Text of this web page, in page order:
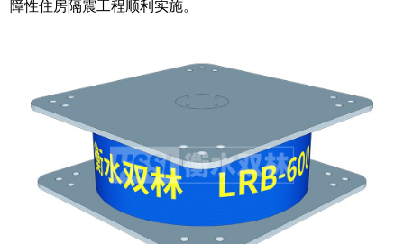
障性住房隔震工程顺利实施。